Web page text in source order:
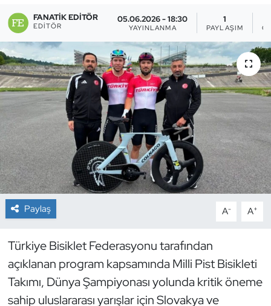
FANATIK EDITÖR
EDITÖR
05.06.2026 - 18:30
YAYINLANMA
1
PAYLAŞIM
Paylaş A- A+
Türkiye Bisiklet Federasyonu tarafından
açıklanan program kapsamında Milli Pist Bisikleti
Takımı, Dünya Şampiyonası yolunda kritik öneme
sahip uluslararası yarışlar için Slovakya ve
Briç
Buz Hokeyi
Buz Pateni
Çim Hokeyi
Cimnastik
Curling
Dağcılık
Dövüş Sanatı
E-Spor